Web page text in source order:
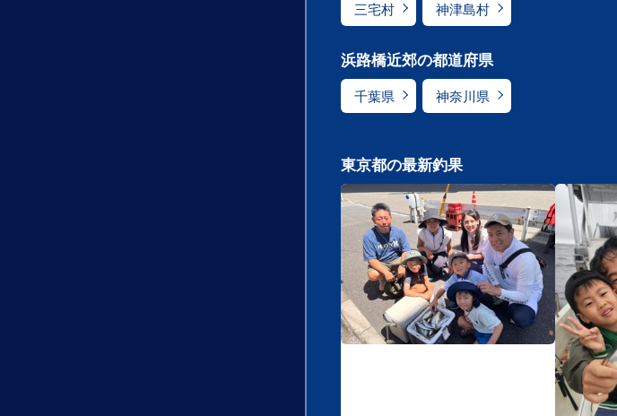
三宅村 神津島村
浜路橋近郊の都道府県
千葉県 神奈川県
東京都の最新釣果